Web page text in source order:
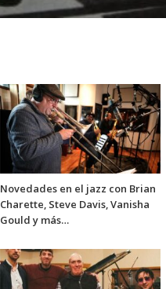
Novedades en el jazz con Brian
Charette, Steve Davis, Vanisha
Gould y más…